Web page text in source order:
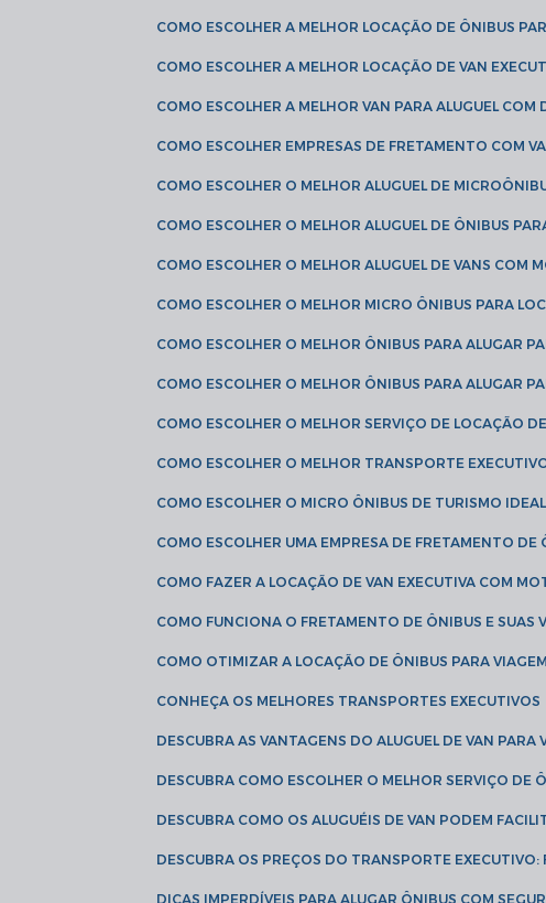
COMO ESCOLHER A MELHOR LOCAÇÃO DE ÔNIBUS
COMO ESCOLHER A MELHOR LOCAÇÃO DE VAN
COMO ESCOLHER A MELHOR VAN PARA ALUGUEL COM
COMO ESCOLHER EMPRESAS DE FRETAMENTO COM
COMO ESCOLHER O MELHOR ALUGUEL DE
COMO ESCOLHER O MELHOR ALUGUEL DE ÔNIBUS
COMO ESCOLHER O MELHOR ALUGUEL DE VANS COM
COMO ESCOLHER O MELHOR MICRO ÔNIBUS PARA
COMO ESCOLHER O MELHOR ÔNIBUS PARA ALUGAR
COMO ESCOLHER O MELHOR ÔNIBUS PARA ALUGAR
COMO ESCOLHER O MELHOR SERVIÇO DE LOCAÇÃO
COMO ESCOLHER O MELHOR TRANSPORTE
COMO ESCOLHER O MICRO ÔNIBUS DE TURISMO
COMO ESCOLHER UMA EMPRESA DE FRETAMENTO
COMO FAZER A LOCAÇÃO DE VAN EXECUTIVA COM
COMO FUNCIONA O FRETAMENTO DE ÔNIBUS E SUAS
COMO OTIMIZAR A LOCAÇÃO DE ÔNIBUS PARA
CONHEÇA OS MELHORES TRANSPORTES EXECUTIVOS
DESCUBRA AS VANTAGENS DO ALUGUEL DE VAN
DESCUBRA COMO ESCOLHER O MELHOR SERVIÇO DE
DESCUBRA COMO OS ALUGUÉIS DE VAN PODEM
DESCUBRA OS PREÇOS DO TRANSPORTE
DICAS IMPERDÍVEIS PARA ALUGAR ÔNIBUS COM